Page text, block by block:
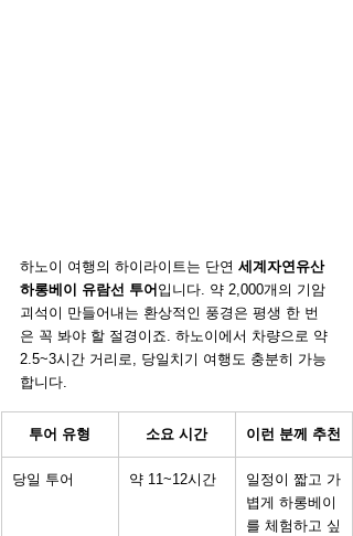
하노이 여행의 하이라이트는 단연 세계자연유산
하롱베이 유람선 투어 입니다. 약 2,000개의 기암
괴석이 만들어내는 환상적인 풍경은 평생 한 번
은 꼭 봐야 할 절경이죠. 하노이에서 차량으로 약
2.5~3시간 거리로, 당일치기 여행도 충분히 가능
합니다.
투어 유형 소요 시간 이런 분께 추천
당일 투어 약 11~12시간
일정이 짧고 가
볍게 하롱베이
를 체험하고 싶